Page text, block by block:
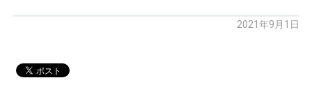
2021年9月1日